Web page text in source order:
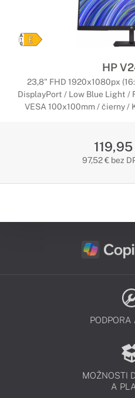
HP
23,8" FHD 1920x1080px
DisplayPort / Low Blue Light /
VESA 100x100mm / čierny /
97,52 € bez
PODPORA
MOŽNOSTI
A